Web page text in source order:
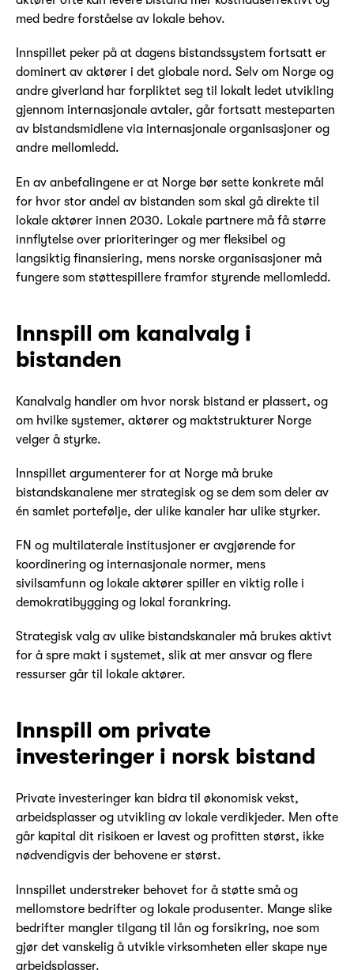
med bedre forståelse av lokale behov.
Innspillet peker på at dagens bistandssystem fortsatt er
dominert av aktører i det globale nord. Selv om Norge og
andre giverland har forpliktet seg til lokalt ledet utvikling
gjennom internasjonale avtaler, går fortsatt mesteparten
av bistandsmidlene via internasjonale organisasjoner og
andre mellomledd.
En av anbefalingene er at Norge bør sette konkrete mål
for hvor stor andel av bistanden som skal gå direkte til
lokale aktører innen 2030. Lokale partnere må få større
innflytelse over prioriteringer og mer fleksibel og
langsiktig finansiering, mens norske organisasjoner må
fungere som støttespillere framfor styrende mellomledd.
Innspill om kanalvalg i
bistanden
Kanalvalg handler om hvor norsk bistand er plassert, og
om hvilke systemer, aktører og maktstrukturer Norge
velger å styrke.
Innspillet argumenterer for at Norge må bruke
bistandskanalene mer strategisk og se dem som deler av
én samlet portefølje, der ulike kanaler har ulike styrker.
FN og multilaterale institusjoner er avgjørende for
koordinering og internasjonale normer, mens
sivilsamfunn og lokale aktører spiller en viktig rolle i
demokratibygging og lokal forankring.
Strategisk valg av ulike bistandskanaler må brukes aktivt
for å spre makt i systemet, slik at mer ansvar og flere
ressurser går til lokale aktører.
Innspill om private
investeringer i norsk bistand
Private investeringer kan bidra til økonomisk vekst,
arbeidsplasser og utvikling av lokale verdikjeder. Men ofte
går kapital dit risikoen er lavest og profitten størst, ikke
nødvendigvis der behovene er størst.
Innspillet understreker behovet for å støtte små og
mellomstore bedrifter og lokale produsenter. Mange slike
bedrifter mangler tilgang til lån og forsikring, noe som
gjør det vanskelig å utvikle virksomheten eller skape nye
arbeidsplasser.